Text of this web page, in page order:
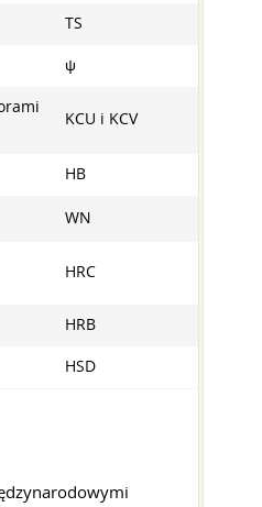
TS
ψ
KCU i KCV
HB
WN
HRC
HRB
HSD